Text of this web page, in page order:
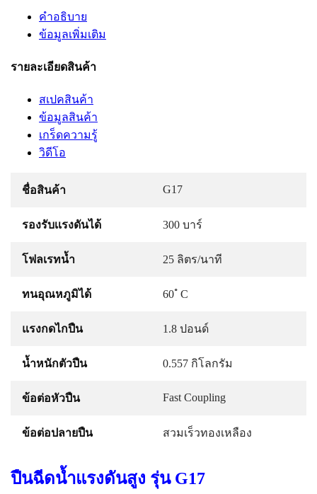
คำอธิบาย
ข้อมูลเพิ่มเติม
รายละเอียดสินค้า
สเปคสินค้า
ข้อมูลสินค้า
เกร็ดความรู้
วิดีโอ
ชื่อสินค้า G17
รองรับเเรงดันได้ 300 บาร์
โฟลเรทน้ำ 25 ลิตร/นาที
ทนอุณหภูมิได้ 60 ํ C
แรงกดไกปืน 1.8 ปอนด์
น้ำหนักตัวปืน 0.557 กิโลกรัม
ข้อต่อหัวปืน Fast Coupling
ข้อต่อปลายปืน สวมเร็วทองเหลือง
ปืนฉีดน้ำแรงดันสูง รุ่น G17